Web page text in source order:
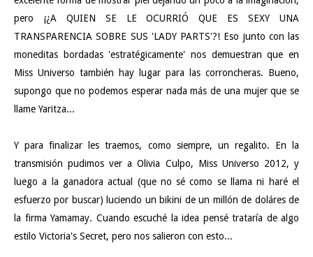
pero ¡¿A QUIEN SE LE OCURRIÓ QUE ES SEXY UNA
TRANSPARENCIA SOBRE SUS 'LADY PARTS'?! Eso junto con las
moneditas bordadas 'estratégicamente' nos demuestran que en
Miss Universo también hay lugar para las corroncheras. Bueno,
supongo que no podemos esperar nada más de una mujer que se
llame Yaritza...
Y para finalizar les traemos, como siempre, un regalito. En la
transmisión pudimos ver a Olivia Culpo, Miss Universo 2012, y
luego a la ganadora actual (que no sé como se llama ni haré el
esfuerzo por buscar) luciendo un bikini de un millón de doláres de
la firma Yamamay. Cuando escuché la idea pensé trataría de algo
estilo Victoria's Secret, pero nos salieron con esto...